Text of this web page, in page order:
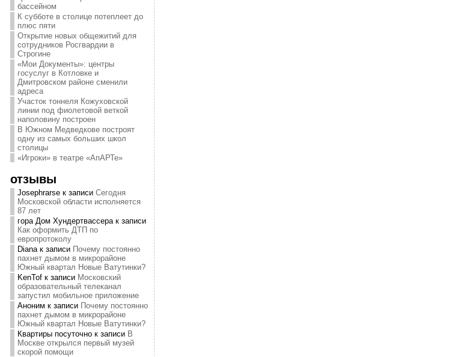
бассейном
К субботе в столице потеплеет до
плюс пяти
Открытие новых общежитий для
сотрудников Росгвардии в
Строгине
«Мои Документы»: центры
госуслуг в Котловке и
Дмитровском районе сменили
адреса
Участок тоннеля Кожуховской
линии под фиолетовой веткой
наполовину построен
В Южном Медведкове построят
одну из самых больших школ
столицы
«Игроки» в театре «АпАРТе»
отзывы
Josephrarseк записи Сегодня
Московской области исполняется
87 лет
гора Дом Хундертвассерак записи
Как оформить ДТП по
европротоколу
Dianaк записи Почему постоянно
пахнет дымом в микрорайоне
Южный квартал Новые Ватутинки?
KenTofк записи Московский
образовательный телеканал
запустил мобильное приложение
Аноним к записи Почему постоянно
пахнет дымом в микрорайоне
Южный квартал Новые Ватутинки?
Квартиры посуточнок записи В
Москве открылся первый музей
скорой помощи